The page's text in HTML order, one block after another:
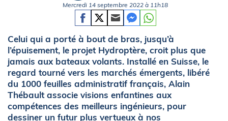
Mercredi 14 septembre 2022 à 11h18
Celui qui a porté à bout de bras, jusqu’à
l’épuisement, le projet Hydroptère, croit plus que
jamais aux bateaux volants. Installé en Suisse, le
regard tourné vers les marchés émergents, libéré
du 1000 feuilles administratif français, Alain
Thébault associe visions enfantines aux
compétences des meilleurs ingénieurs, pour
dessiner un futur plus vertueux à nos